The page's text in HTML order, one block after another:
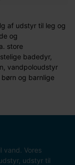
af udstyr til leg og
og
store
badedyr,
vandpoloudstyr
og barnlige
vand. Vores
udstyr til